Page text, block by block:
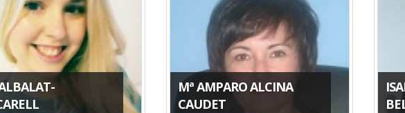
Mª AMPARO ALCINA
CAUDET